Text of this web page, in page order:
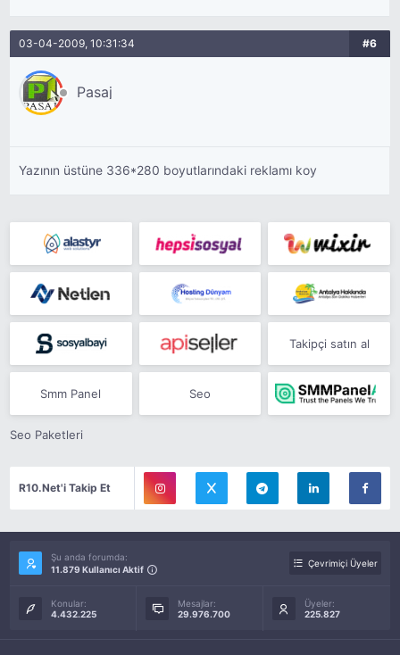
03-04-2009, 10:31:34 #6
Pasaj
Yazının üstüne 336*280 boyutlarındaki reklamı koy
Takipçi satın al
Smm Panel Seo
Seo Paketleri
R10.Net'i Takip Et
Şu anda forumda:
11.879 Kullanıcı Aktif
Çevrimiçi Üyeler
Konular:
4.432.225
Mesajlar:
29.976.700
Üyeler:
225.827